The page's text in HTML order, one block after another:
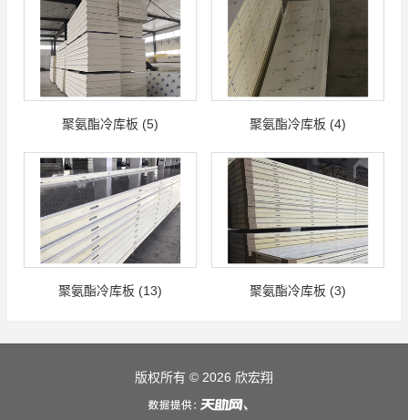
聚氨酯冷库板 (5) 聚氨酯冷库板 (4)
聚氨酯冷库板 (13) 聚氨酯冷库板 (3)
版权所有 © 2026 欣宏翔